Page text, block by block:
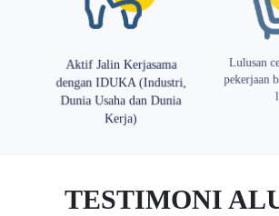
Aktif Jalin Kerjasama
dengan IDUKA (Industri,
Dunia Usaha dan Dunia
Kerja)
Lulusan
pekerjaan
TESTIMONI